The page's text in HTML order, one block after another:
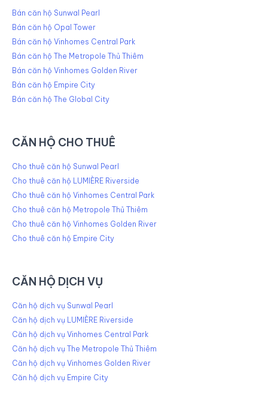
Bán căn hộ Sunwal Pearl
Bán căn hộ Opal Tower
Bán căn hộ Vinhomes Central Park
Bán căn hộ The Metropole Thủ Thiêm
Bán căn hộ Vinhomes Golden River
Bán căn hộ Empire City
Bán căn hộ The Global City
CĂN HỘ CHO THUÊ
Cho thuê căn hộ Sunwal Pearl
Cho thuê căn hộ LUMIÈRE Riverside
Cho thuê căn hộ Vinhomes Central Park
Cho thuê căn hộ Metropole Thủ Thiêm
Cho thuê căn hộ Vinhomes Golden River
Cho thuê căn hộ Empire City
CĂN HỘ DỊCH VỤ
Căn hộ dịch vụ Sunwal Pearl
Căn hộ dịch vụ LUMIÈRE Riverside
Căn hộ dịch vụ Vinhomes Central Park
Căn hộ dịch vụ The Metropole Thủ Thiêm
Căn hộ dịch vụ Vinhomes Golden River
Căn hộ dịch vụ Empire City